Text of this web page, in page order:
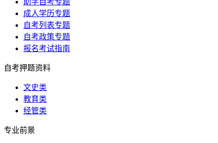
成人学历专题
自考列表专题
自考政策专题
报名考试指南
自考押题资料
文史类
教育类
经管类
专业前景